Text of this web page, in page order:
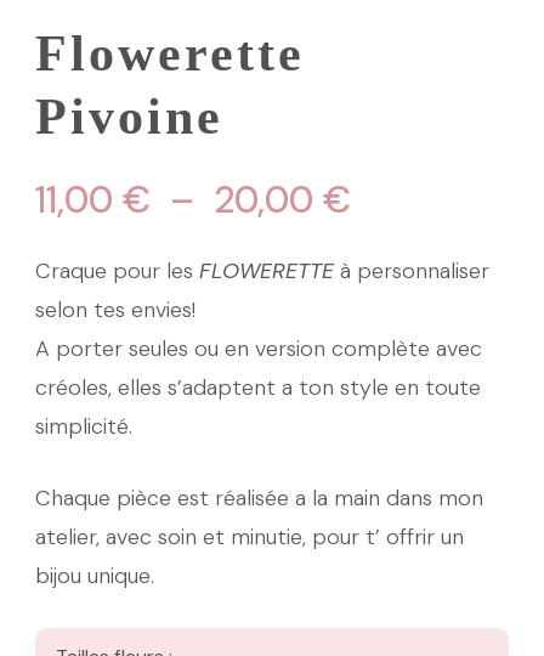
Flowerette
Pivoine
11,00 € – 20,00 €
11,00 €
Craque pour les FLOWERETTE à personnaliser
selon tes envies!
A porter seules ou en version complète avec
créoles, elles s’adaptent a ton style en toute
simplicité.
Chaque pièce est réalisée a la main dans mon
atelier, avec soin et minutie, pour t’ offrir un
bijou unique.